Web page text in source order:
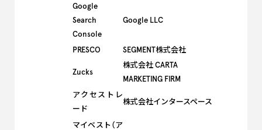
Google
Search
Console
Google LLC
PRESCO SEGMENT株式会社
Zucks
株式会社 CARTA
MARKETING FIRM
アクセストレ
ード
株式会社インタースペース
マイベスト（ア